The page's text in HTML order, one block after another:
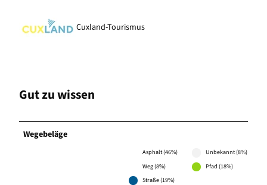
Cuxland-Tourismus
Gut zu wissen
Wegebeläge
Asphalt (46%)
Unbekannt (8%)
Weg (8%)
Pfad (18%)
Straße (19%)